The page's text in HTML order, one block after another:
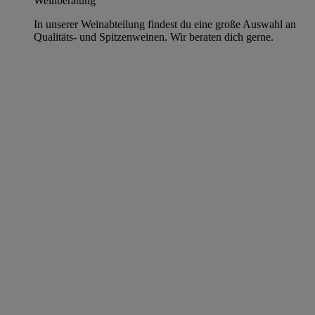
In unserer Weinabteilung findest du eine große Auswahl an
Qualitäts- und Spitzenweinen. Wir beraten dich gerne.